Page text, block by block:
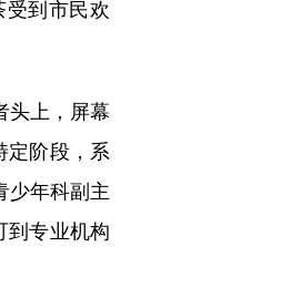
到市民欢
上，屏幕
定阶段，系
少年科副主
到专业机构